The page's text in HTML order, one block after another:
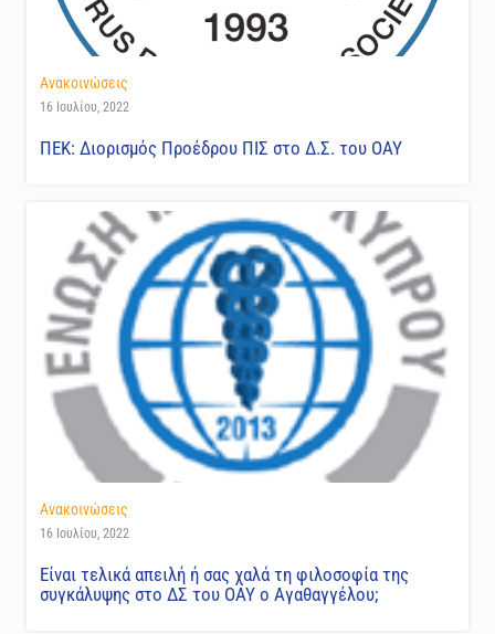
Ανακοινώσεις
16 Ιουλίου, 2022
ΠΕΚ: Διορισμός Προέδρου ΠΙΣ στο Δ.Σ. του ΟΑΥ
Ανακοινώσεις
16 Ιουλίου, 2022
Είναι τελικά απειλή ή σας χαλά τη φιλοσοφία της
συγκάλυψης στο ΔΣ του ΟΑΥ ο Αγαθαγγέλου;